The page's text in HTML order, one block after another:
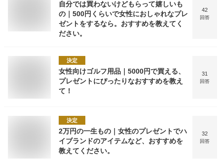
自分では買わないけどもらって嬉しいも
の｜500円くらいで女性におしゃれなプレ
ゼントをするなら。おすすめを教えてく
ださい。
42
回答
決定
女性向けゴルフ用品｜5000円で買える、
プレゼントにぴったりなおすすめを教え
て！
31
回答
決定
2万円の一生もの｜女性のプレゼントでハ
イブランドのアイテムなど、おすすめを
教えてください。
32
回答